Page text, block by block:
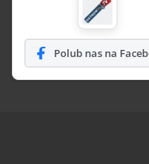
Polub nas na